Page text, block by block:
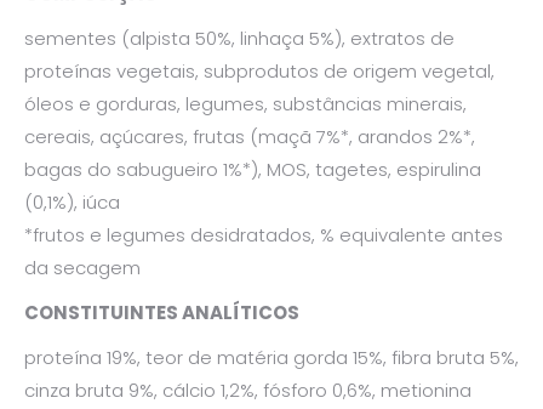
sementes (alpista 50%, linhaça 5%), extratos de
proteínas vegetais, subprodutos de origem vegetal,
óleos e gorduras, legumes, substâncias minerais,
cereais, açúcares, frutas (maçã 7%*, arandos 2%*,
bagas do sabugueiro 1%*), MOS, tagetes, espirulina
(0,1%), iúca
*frutos e legumes desidratados, % equivalente antes
da secagem
CONSTITUINTES ANALÍTICOS
proteína 19%, teor de matéria gorda 15%, fibra bruta 5%,
cinza bruta 9%, cálcio 1,2%, fósforo 0,6%, metionina